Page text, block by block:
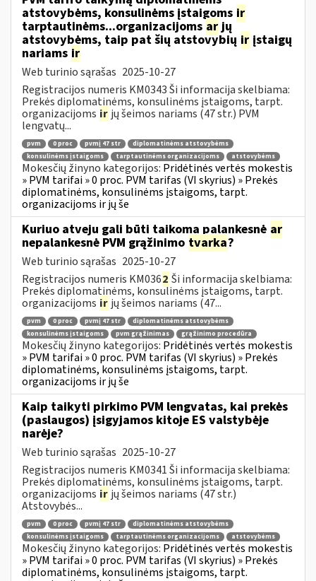
atstovybėms, konsulinėms įstaigoms ir
tarptautinėms...organizacijoms arjų
atstovybėms, taip pat šių atstovybių ir įstaigų
nariams ir
Web turinio sąrašas 2025-10-27
Registracijos numeris KM0343 Ši informacija skelbiama:
Prekės diplomatinėms, konsulinėms įstaigoms, tarpt.
organizacijoms ir jų šeimos nariams (47 str.) PVM
lengvatų...
pvm 0 proc pvmį 47 str
diplomatinėms atstovybėms
konsulinėms įstaigoms
tarptautinėms organizacijoms atstovybėms
Mokesčių žinyno kategorijos: Pridėtinės vertės mokestis
» PVM tarifai » 0 proc. PVM tarifas (VI skyrius) » Prekės
diplomatinėms, konsulinėms įstaigoms, tarpt.
organizacijoms ir jų še
Kuriuo atveju gali būti taikoma palankesnė ar
nepalankesnė PVM grąžinimo tvarka?
Web turinio sąrašas 2025-10-27
Registracijos numeris KM0362 Ši informacija skelbiama:
Prekės diplomatinėms, konsulinėms įstaigoms, tarpt.
organizacijoms ir jų šeimos nariams (47...
pvm 0 proc pvmį 47 str
diplomatinėms atstovybėms
konsulinėms įstaigoms
pvm grąžinimas grąžinimo procedūra
Mokesčių žinyno kategorijos: Pridėtinės vertės mokestis
» PVM tarifai » 0 proc. PVM tarifas (VI skyrius) » Prekės
diplomatinėms, konsulinėms įstaigoms, tarpt.
organizacijoms ir jų še
Kaip taikyti pirkimo PVM lengvatas, kai prekės
(paslaugos) įsigyjamos kitoje ES valstybėje
narėje?
Web turinio sąrašas 2025-10-27
Registracijos numeris KM0341 Ši informacija skelbiama:
Prekės diplomatinėms, konsulinėms įstaigoms, tarpt.
organizacijoms ir jų šeimos nariams (47 str.)
Atstovybės...
pvm 0 proc pvmį 47 str
diplomatinėms atstovybėms
konsulinėms įstaigoms
tarptautinėms organizacijoms atstovybėms
Mokesčių žinyno kategorijos: Pridėtinės vertės mokestis
» PVM tarifai » 0 proc. PVM tarifas (VI skyrius) » Prekės
diplomatinėms, konsulinėms įstaigoms, tarpt.